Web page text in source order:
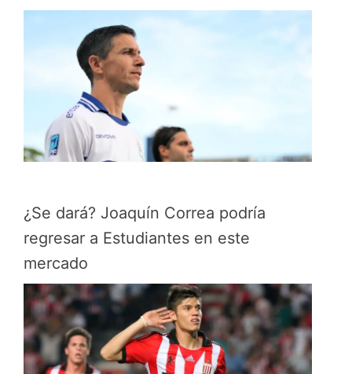
¿Se dará? Joaquín Correa podría
regresar a Estudiantes en este
mercado